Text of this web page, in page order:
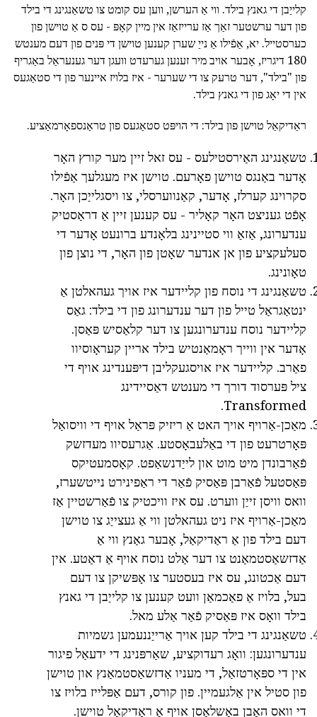
קלייַבן די גאנץ בילד. ווי אַ הערשן, ווען עס קומט צו טשאַנגינג די בילד
פון דער ערשטער זאַך אַז ערייזאַז אין מיין קאָפּ - עס ס אַ טוישן פון
כערסטייל. יא, אַפֿילו אַ נייַ שערן קענען טוישן די פּנים פון דעם מענטש
180 דיגריז, אָבער אויב מיר זענען גערעדט וועגן דער גענעראַל באַגריף
פון "בילד", דער טרעק צו די שערער - איז בלויז איינער פון די סטאַגעס
אין די יאָג פון די גאנץ בילד.
ראַדיקאַל טוישן פון בילד: די הויפּט סטאַגעס פון טראַנספאָרמאַציע.
טשאַנגינג האַירסטילעס - עס זאל זיין מער קורץ האָר
אָדער באַנגס טוישן פאָרעם. טוישן איז מעגלעך אַפֿילו
סקרוינג קערלז, אָדער, קאַנווערסלי, צו ויסגלייַכן האָר.
אָפֿט געניצט האָר קאָליר - עס קענען זיין אַ דראַסטיק
ענדערונג, אַזאַ ווי סטיינינג בלאָנדע ברונעט אָדער די
סעלעקציע פון אן אנדער שאָטן פון האָר, די נוצן פון
טאָונינג.
טשאַנגינג די נוסח פון קליידער איז אויך געהאלטן אַ
ינטאַגראַל טייל פון דער ענדערונג פון די בילד: גאַס
קליידער נוסח ענדערונגען צו דער קלאַסיש פּאַסן.
אָדער אין ווייך ראָמאַנטיש בילד אריין קעראָוסיוו
פאַרב. קליידער איז אויסגעקליבן דיפּענדינג אויף די
ציל פּערסוד דורך די מענטש דאַסיידינג
Transformed.
מאַכן-אַרויף אויך האט אַ ריזיק פּראַל אויף די וויסואַל
פּאָרטרעט פון די באַלעבאָסטע. אַגרעסיוו מעדזשק
פֿאַרבונדן מיט מוט און לייַדנשאַפט. קאָסמעטיקס
פּאַסטעל פֿאַרבן פּאַסיק פֿאַר די ראַפינירט נייטשערז,
וואס וויסן זייַן ווערט. עס איז וויכטיק צו פֿאַרשטיין אַז
מאַכן-אַרויף איז ניט געהאלטן ווי אַ געצייַג צו טוישן
דעם בילד פון אַ ראַדיקאַל, אָבער גאַנץ ווי אַ
אַדזשאַסטמאַנט צו דער אַלט נוסח אויף אַ דאַטע. אין
דעם אַכטונג, עס איז בעסטער צו אָפּשיקן צו דעם
בעל, בלויז אַ פאַכמאַן וועט קענען צו קלייַבן די גאנץ
בילד וואָס איז פּאַסיק פֿאַר אַלע מאל.
טשאַנגינג די בילד קען אויך אַרייַננעמען גשמיות
ענדערונגען: וואָג רעדוקציע, שאַרפּנינג די ידעאַל פיגור
אין די ספּאָרטזאַל, די מעניו אַדזשאַסטמאַנץ און טוישן
פון סטיל אין אַלגעמיין. פון קורס, דעם אַפּלייז בלויז צו
די וואס האָבן באַשלאָסן אויף אַ ראַדיקאַל טוישן.